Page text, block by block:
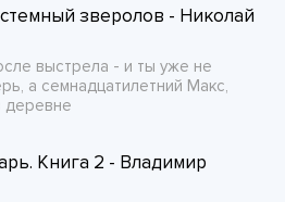
зверолов - Николай
выстрела - и ты уже не
а семнадцатилетний Макс,
деревне
Книга 2 - Владимир